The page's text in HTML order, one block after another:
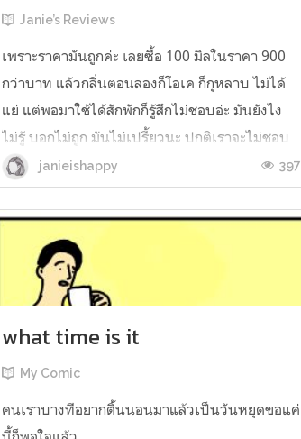
Janie’s Reviews
เพราะราคามันถูกค่ะ เลยซื้อ 100 มิลในราคา 900
กว่าบาท แล้วกลิ่นตอนลองก็โอเค ก็กุหลาบ ไม่ได้
แย่ แต่พอมาใช้ได้สักพักก็รู้สึกไม่ชอบอ่ะ มันยังไง
ไม่รู้ บอกไม่ถูก มันไม่เปรี้ยวนะ ปกติเราจะไม่ชอบ
กลิ่นกุหลาบที่มีกลิ่นเปรี้ยวแถมมาด้วย เอ๊ะ หรือ
เพราะมันมีวะเราเลยไม่ชอบ คือมันไม่หอมนวลๆ
แบบกุหลาบ มันหอมบาดๆ ...
janieishappy 397
what time is it
My Comic
คนเราบางทีอยากติ้นนอนมาแล้วเป็นวันหยุดขอแค่